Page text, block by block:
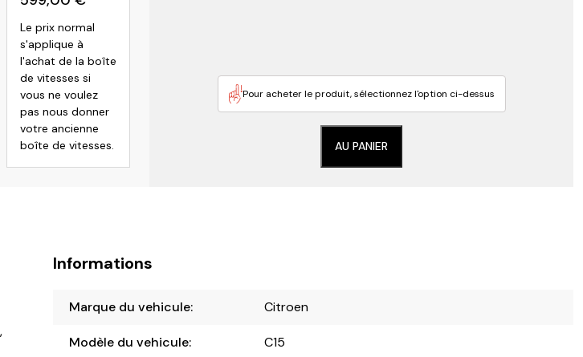
Le prix normal
s'applique à
l'achat de la boîte
de vitesses si
vous ne voulez
pas nous donner
votre ancienne
boîte de vitesses.
Pour acheter le produit, sélectionnez l'option ci-dessus
AU PANIER
Informations
Marque du vehicule: Citroen
Modèle du vehicule: C15